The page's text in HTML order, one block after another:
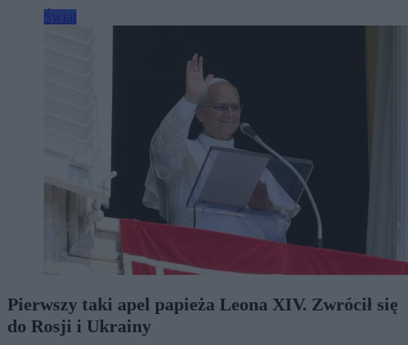
Pierwszy taki apel papieża Leona XIV. Zwrócił się
do Rosji i Ukrainy